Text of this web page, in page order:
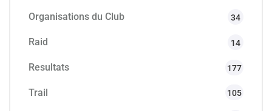
Organisations du Club 34
Raid 14
Resultats 177
Trail 105